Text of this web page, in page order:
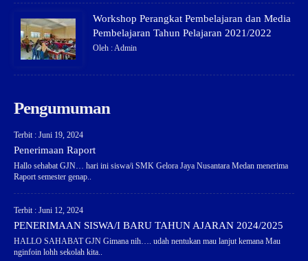
Workshop Perangkat Pembelajaran dan Media
Pembelajaran Tahun Pelajaran 2021/2022
Oleh : Admin
Pengumuman
Terbit : Juni 19, 2024
Penerimaan Raport
Hallo sehabat GJN… hari ini siswa/i SMK Gelora Jaya Nusantara Medan menerima
Raport semester genap..
Terbit : Juni 12, 2024
PENERIMAAN SISWA/I BARU TAHUN AJARAN 2024/2025
HALLO SAHABAT GJN Gimana nih…. udah nentukan mau lanjut kemana Mau
nginfoin lohh sekolah kita..